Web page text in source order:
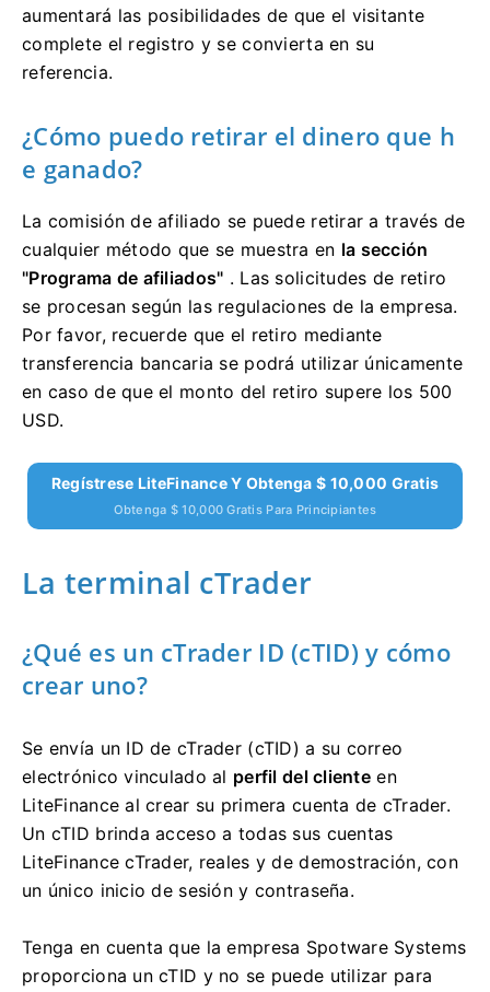
aumentará las posibilidades de que el visitante
complete el registro y se convierta en su
referencia.
¿Cómo puedo retirar el dinero que h
e ganado?
La comisión de afiliado se puede retirar a través de
cualquier método que se muestra en la sección
"Programa de afiliados" . Las solicitudes de retiro
se procesan según las regulaciones de la empresa.
Por favor, recuerde que el retiro mediante
transferencia bancaria se podrá utilizar únicamente
en caso de que el monto del retiro supere los 500
USD.
Regístrese LiteFinance Y Obtenga $ 10,000 Gratis
Obtenga $ 10,000 Gratis Para Principiantes
La terminal cTrader
¿Qué es un cTrader ID (cTID) y cómo
crear uno?
Se envía un ID de cTrader (cTID) a su correo
electrónico vinculado al perfil del cliente en
LiteFinance al crear su primera cuenta de cTrader.
Un cTID brinda acceso a todas sus cuentas
LiteFinance cTrader, reales y de demostración, con
un único inicio de sesión y contraseña.
Tenga en cuenta que la empresa Spotware Systems
proporciona un cTID y no se puede utilizar para